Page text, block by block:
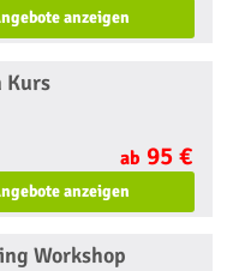
anzeigen
Kurs
ab 95 €
anzeigen
Workshop